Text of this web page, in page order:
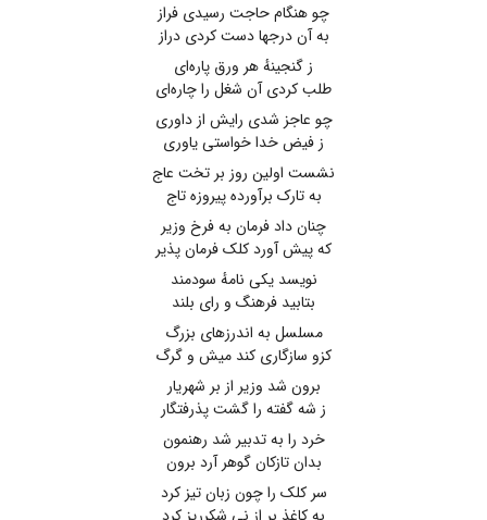
چو هنگام حاجت رسیدی فراز
به آن درجها دست کردی دراز
ز گنجینهٔ هر ورق پاره‌ای
طلب کردی آن شغل را چاره‌ای
چو عاجز شدی رایش از داوری
ز فیض خدا خواستی یاوری
نشست اولین روز بر تخت عاج
به تارک برآورده پیروزه تاج
چنان داد فرمان به فرخ وزیر
که پیش آورد کلک فرمان پذیر
نویسد یکی نامهٔ سودمند
بتابید فرهنگ و رای بلند
مسلسل به اندرزهای بزرگ
کزو سازگاری کند میش و گرگ
برون شد وزیر از بر شهریار
ز شه گفته را گشت پذرفتگار
خرد را به تدبیر شد رهنمون
بدان تازکان گوهر آرد برون
سر کلک را چون زبان تیز کرد